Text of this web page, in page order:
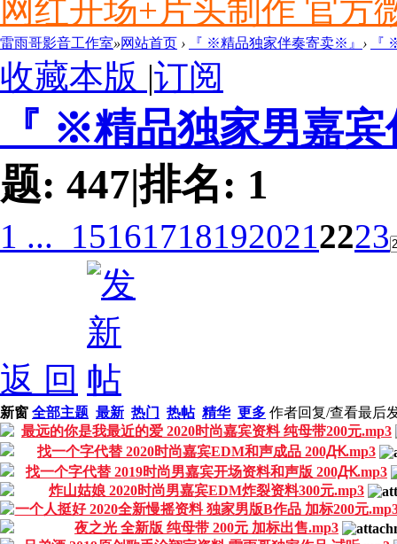
网红开场+片头制作 官方
雷雨哥影音工作室»网站首页 › 『 ※精品独家伴奏寄卖※』 › 『
收藏本版 |订阅
『 ※精品独家男嘉
题: 447|排名: 1
1 ... 15161718192021 2223
返 回
新窗 全部主题 最新 热门 热帖 精华 更多 作者回复/查看最后
最远的你是我最近的爱 2020时尚嘉宾资料 纯母带200元.mp3
找一个字代替 2020时尚嘉宾EDM和声成品 200Ԫ.mp3
找一个字代替 2019时尚男嘉宾开场资料和声版 200Ԫ.mp3
炸山姑娘 2020时尚男嘉宾EDM炸裂资料300元.mp3
一个人挺好 2020全新慢摇资料 独家男版B作品 加标200元
夜之光 全新版 纯母带 200元 加标出售.mp3